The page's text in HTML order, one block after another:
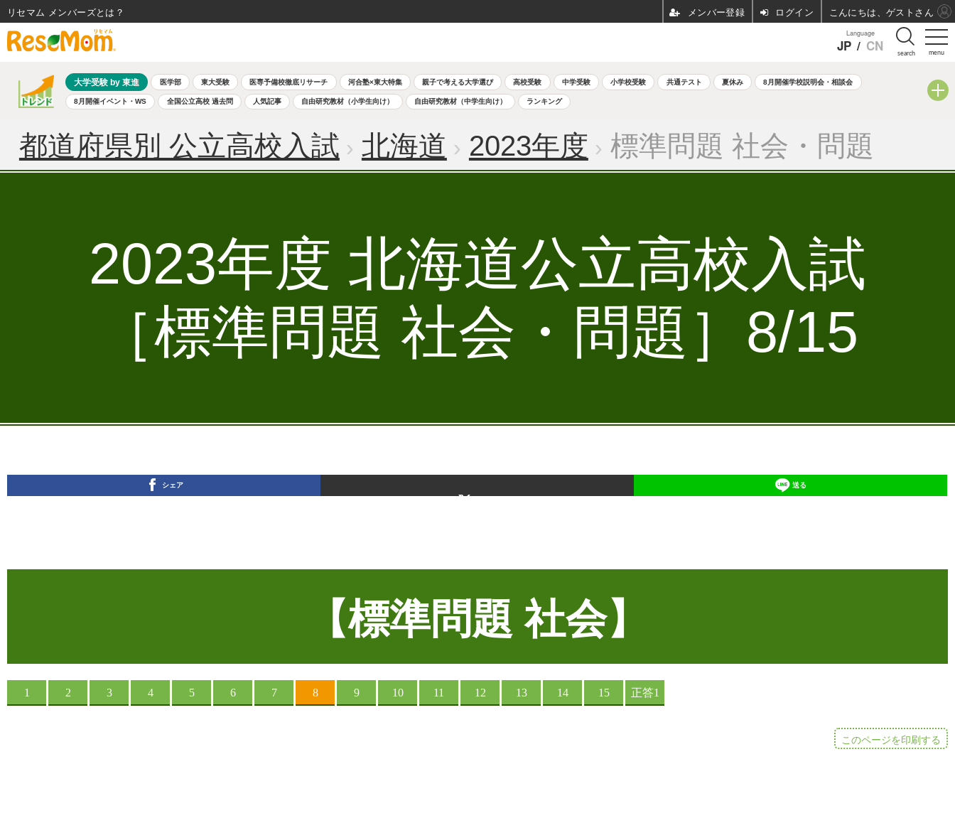
menu
Language
JP / CN search
大学受験 by 東進 医学部 東大受験 医専予備校徹底リサーチ 河合塾×東大特集 親子で考える大学選び 高校受験 中学受験 小学校受験 共通テスト 夏休み 8月開催学校説明会・相談会
8月開催イベント・WS 全国公立高校 過去問 人気記事 自由研究教材（小学生向け） 自由研究教材（中学生向け） ランキング
都道府県別 公立高校入試 北海道 2023年度 標準問題 社会・問題
2023年度 北海道公立高校入試
［標準問題 社会・問題］8/15
シェア 送る
【標準問題 社会】
このページを印刷する
リセマム メンバーズ ログイン こんにちは、ゲストさん